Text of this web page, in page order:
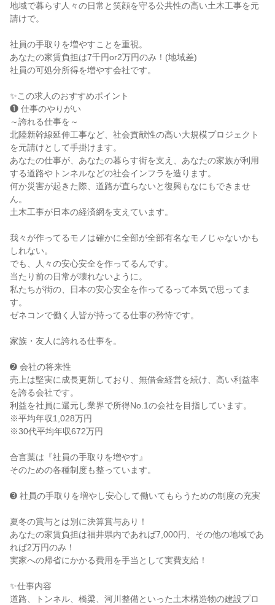
地域で暮らす人々の日常と笑顔を守る公共性の高い土木工事を元
請けで。
社員の手取りを増やすことを重視。
あなたの家賃負担は7千円or2万円のみ！(地域差)
社員の可処分所得を増やす会社です。
✨この求人のおすすめポイント
❶ 仕事のやりがい
～誇れる仕事を～
北陸新幹線延伸工事など、社会貢献性の高い大規模プロジェクト
を元請けとして手掛けます。
あなたの仕事が、あなたの暮らす街を支え、あなたの家族が利用
する道路やトンネルなどの社会インフラを造ります。
何か災害が起きた際、道路が直らないと復興もなにもできませ
ん。
土木工事が日本の経済網を支えています。
我々が作ってるモノは確かに全部が全部有名なモノじゃないかも
しれない。
でも、人々の安心安全を作ってるんです。
当たり前の日常が壊れないように。
私たちが街の、日本の安心安全を作ってるって本気で思ってま
す。
ゼネコンで働く人皆が持ってる仕事の矜恃です。
家族・友人に誇れる仕事を。
➋ 会社の将来性
売上は堅実に成長更新しており、無借金経営を続け、高い利益率
を誇る会社です。
利益を社員に還元し業界で所得No.1の会社を目指しています。
※平均年収1,028万円
※30代平均年収672万円
合言葉は『社員の手取りを増やす』
そのための各種制度も整っています。
➌ 社員の手取りを増やし安心して働いてもらうための制度の充実
夏冬の賞与とは別に決算賞与あり！
あなたの家賃負担は福井県内であれば7,000円、その他の地域であ
れば2万円のみ！
実家への帰省にかかる費用を手当として実費支給！
✨仕事内容
道路、トンネル、橋梁、河川整備といった土木構造物の建設プロ